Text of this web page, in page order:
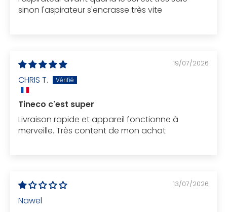
sinon l'aspirateur s'encrasse très vite
19/07/2026
CHRIS T.
Tineco c'est super
Livraison rapide et appareil fonctionne à
merveille. Très content de mon achat
13/07/2026
Nawel